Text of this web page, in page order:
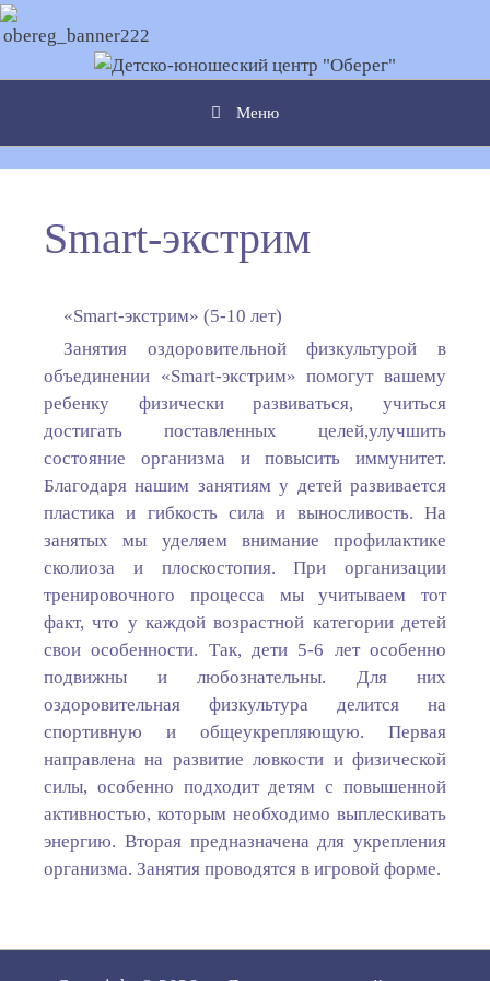
Перейти к содержимому
Меню
Smart-экстрим
«Smart-экстрим» (5-10 лет)
Занятия оздоровительной физкультурой в
объединении «Smart-экстрим» помогут вашему
ребенку физически развиваться, учиться
достигать поставленных целей,улучшить
состояние организма и повысить иммунитет.
Благодаря нашим занятиям у детей развивается
пластика и гибкость сила и выносливость. На
занятых мы уделяем внимание профилактике
сколиоза и плоскостопия. При организации
тренировочного процесса мы учитываем тот
факт, что у каждой возрастной категории детей
свои особенности. Так, дети 5-6 лет особенно
подвижны и любознательны. Для них
оздоровительная физкультура делится на
спортивную и общеукрепляющую. Первая
направлена на развитие ловкости и физической
силы, особенно подходит детям с повышенной
активностью, которым необходимо выплескивать
энергию. Вторая предназначена для укрепления
организма. Занятия проводятся в игровой форме.